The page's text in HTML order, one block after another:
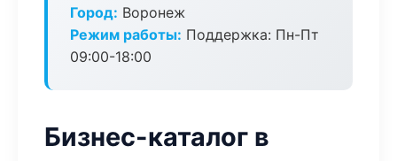
Город: Воронеж
Режим работы: Поддержка: Пн-Пт
09:00-18:00
Бизнес-каталог в